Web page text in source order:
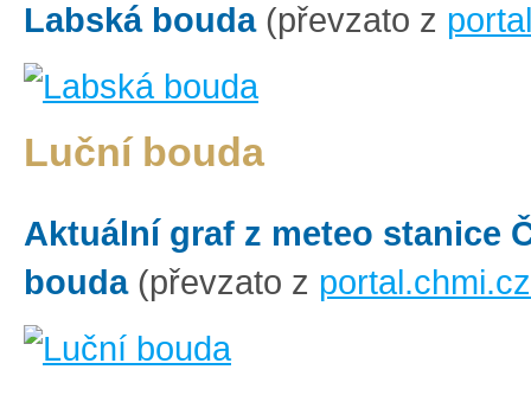
Labská bouda(převzato z
Luční bouda
Aktuální graf z meteo stanice
bouda(převzato z portal.chmi.cz